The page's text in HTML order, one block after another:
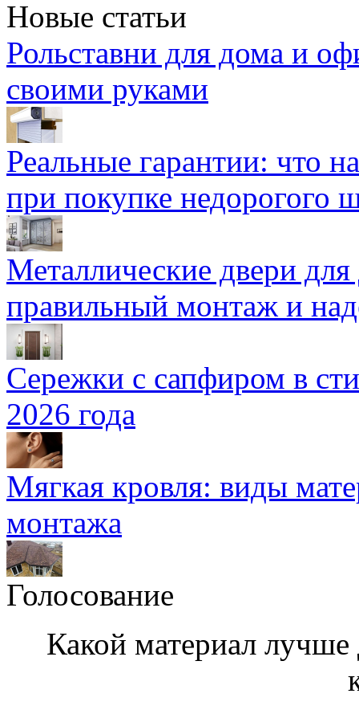
Новые статьи
Рольставни для дома и
своими руками
Реальные гарантии: что
при покупке недорогого
Металлические двери
правильный монтаж и
Сережки с сапфиром в
2026 года
Мягкая кровля: виды
монтажа
Голосование
Какой материал